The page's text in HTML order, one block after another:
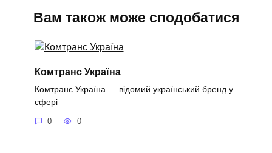
Вам також може сподобатися
Комтранс Україна
Комтранс Україна — відомий український бренд у
сфері
0 0